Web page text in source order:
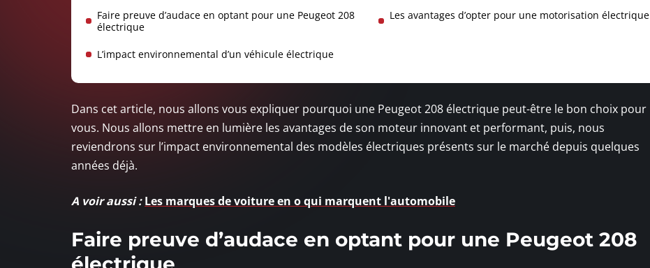
Faire preuve d’audace en optant pour une Peugeot 208
électrique
Les avantages d’opter pour une motorisation électrique
L’impact environnemental d’un véhicule électrique
Dans cet article, nous allons vous expliquer pourquoi une Peugeot 208 électrique peut-être le bon choix pour
vous. Nous allons mettre en lumière les avantages de son moteur innovant et performant, puis, nous
reviendrons sur l’impact environnemental des modèles électriques présents sur le marché depuis quelques
années déjà.
A voir aussi : Les marques de voiture en o qui marquent l'automobile
Faire preuve d’audace en optant pour une Peugeot 208